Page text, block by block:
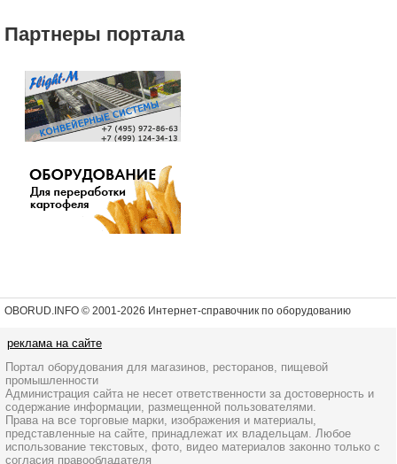
Партнеры портала
OBORUD.INFO © 2001-2026 Интернет-справочник по оборудованию
реклама на сайте
Портал оборудования для магазинов, ресторанов, пищевой
промышленности
Администрация сайта не несет ответственности за достоверность и
содержание информации, размещенной пользователями.
Права на все торговые марки, изображения и материалы,
представленные на сайте, принадлежат их владельцам. Любое
использование текстовых, фото, видео материалов законно только с
согласия правообладателя